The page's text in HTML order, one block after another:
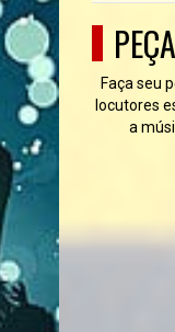
Faça seu
locutores
a